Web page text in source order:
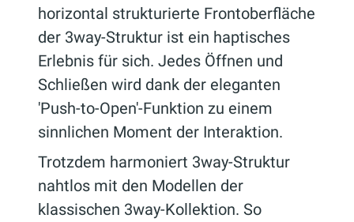
horizontal strukturierte Frontoberfläche
der 3way-Struktur ist ein haptisches
Erlebnis für sich. Jedes Öffnen und
Schließen wird dank der eleganten
'Push-to-Open'-Funktion zu einem
sinnlichen Moment der Interaktion.
Trotzdem harmoniert 3way-Struktur
nahtlos mit den Modellen der
klassischen 3way-Kollektion. So